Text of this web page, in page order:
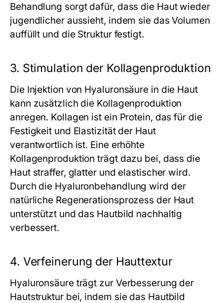
Behandlung sorgt dafür, dass die Haut wieder
jugendlicher aussieht, indem sie das Volumen
auffüllt und die Struktur festigt.
3. Stimulation der Kollagenproduktion
Die Injektion von Hyaluronsäure in die Haut
kann zusätzlich die Kollagenproduktion
anregen. Kollagen ist ein Protein, das für die
Festigkeit und Elastizität der Haut
verantwortlich ist. Eine erhöhte
Kollagenproduktion trägt dazu bei, dass die
Haut straffer, glatter und elastischer wird.
Durch die Hyaluronbehandlung wird der
natürliche Regenerationsprozess der Haut
unterstützt und das Hautbild nachhaltig
verbessert.
4. Verfeinerung der Hauttextur
Hyaluronsäure trägt zur Verbesserung der
Hautstruktur bei, indem sie das Hautbild